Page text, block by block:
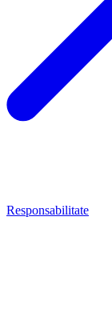
Responsabilitate